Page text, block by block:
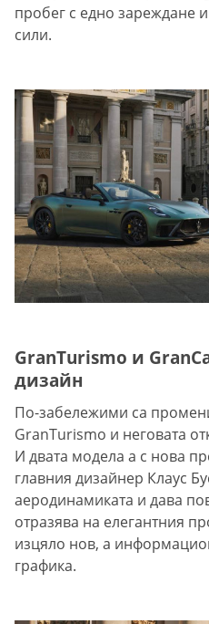
пробег с едно зареждане
сили.
GranTurismo и
дизайн
По-забележими са
GranTurismo и неговата
И двата модела а с нова
главния дизайнер Клаус
аеродинамиката и дава
отразява на елегантния
изцяло нов, а
графика.